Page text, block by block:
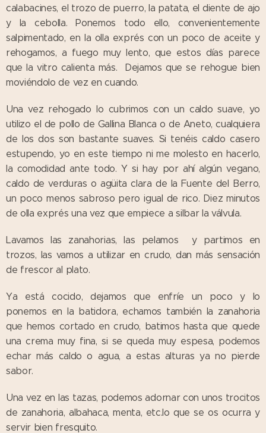
calabacines, el trozo de puerro, la patata, el diente de ajo
y la cebolla. Ponemos todo ello, convenientemente
salpimentado, en la olla exprés con un poco de aceite y
rehogamos, a fuego muy lento, que estos días parece
que la vitro calienta más. Dejamos que se rehogue bien
moviéndolo de vez en cuando.
Una vez rehogado lo cubrimos con un caldo suave, yo
utilizo el de pollo de Gallina Blanca o de Aneto, cualquiera
de los dos son bastante suaves. Si tenéis caldo casero
estupendo, yo en este tiempo ni me molesto en hacerlo,
la comodidad ante todo. Y si hay por ahí algún vegano,
caldo de verduras o agüita clara de la Fuente del Berro,
un poco menos sabroso pero igual de rico. Diez minutos
de olla exprés una vez que empiece a silbar la válvula.
Lavamos las zanahorias, las pelamos y partimos en
trozos, las vamos a utilizar en crudo, dan más sensación
de frescor al plato.
Ya está cocido, dejamos que enfríe un poco y lo
ponemos en la batidora, echamos también la zanahoria
que hemos cortado en crudo, batimos hasta que quede
una crema muy fina, si se queda muy espesa, podemos
echar más caldo o agua, a estas alturas ya no pierde
sabor.
Una vez en las tazas, podemos adornar con unos trocitos
de zanahoria, albahaca, menta, etc.lo que se os ocurra y
servir bien fresquito.